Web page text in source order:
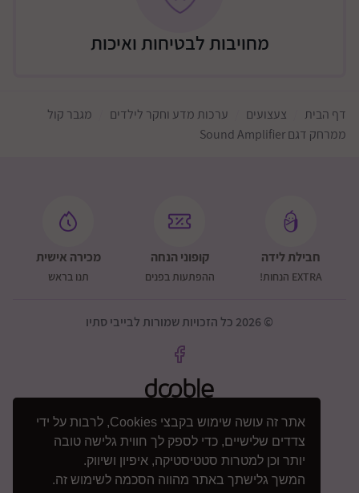
אתר זה עושה שימוש בקבצי Cookies, לרבות על ידי
צדדים שלישיים, כדי לספק לך חווית גלישה טובה
יותר וכן למטרות סטטיסטיקה, איפיון ושיווק.
המשך גלישתך באתר מהווה הסכמה לשימוש זה.
מחויבות לבטיחות ואיכות
דף הבית צעצועים ערכות מדע וחקר לילדים
מגבר קול
ממרחק דגם Sound Amplifier
חבילת לידה
EXTRA הנחות!
קופוני הנחה
ההפתעות בפנים
מכירה אישית
תנו בראש
© 2026 כל הזכויות שמורות לבייבי סתיו